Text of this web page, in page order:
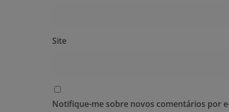
Site
Notifique-me sobre novos comentários por